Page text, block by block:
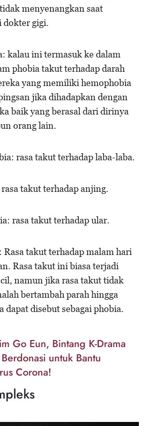
menyenangkan saat
dokter gigi.
kalau ini termasuk ke dalam
phobia takut terhadap darah
yang memiliki hemophobia
jika dihadapkan dengan
baik yang berasal dari dirinya
orang lain.
rasa takut terhadap laba-laba.
takut terhadap anjing.
rasa takut terhadap ular.
takut terhadap malam hari
Rasa takut ini biasa terjadi
namun jika rasa takut tidak
bertambah parah hingga
dapat disebut sebagai phobia.
Go Eun, Bintang K-Drama
untuk Bantu
Corona!